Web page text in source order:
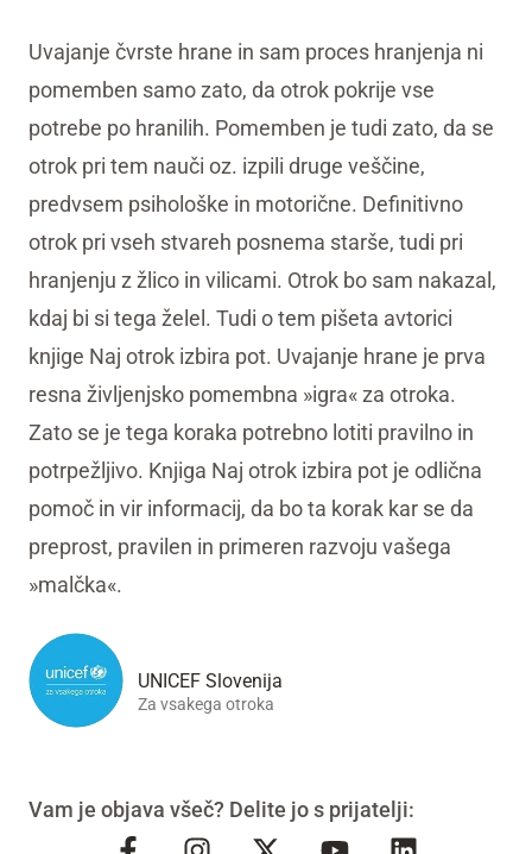
Uvajanje čvrste hrane in sam proces hranjenja ni
pomemben samo zato, da otrok pokrije vse
potrebe po hranilih. Pomemben je tudi zato, da se
otrok pri tem nauči oz. izpili druge veščine,
predvsem psihološke in motorične. Definitivno
otrok pri vseh stvareh posnema starše, tudi pri
hranjenju z žlico in vilicami. Otrok bo sam nakazal,
kdaj bi si tega želel. Tudi o tem pišeta avtorici
knjige Naj otrok izbira pot. Uvajanje hrane je prva
resna življenjsko pomembna »igra« za otroka.
Zato se je tega koraka potrebno lotiti pravilno in
potrpežljivo. Knjiga Naj otrok izbira pot je odlična
pomoč in vir informacij, da bo ta korak kar se da
preprost, pravilen in primeren razvoju vašega
»malčka«.
UNICEF Slovenija
Za vsakega otroka
Vam je objava všeč? Delite jo s prijatelji: